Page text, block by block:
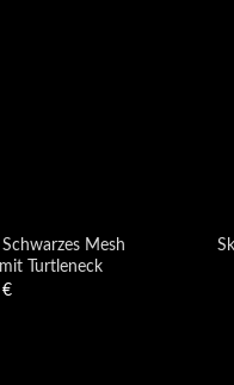
Mesh
Turtleneck
€